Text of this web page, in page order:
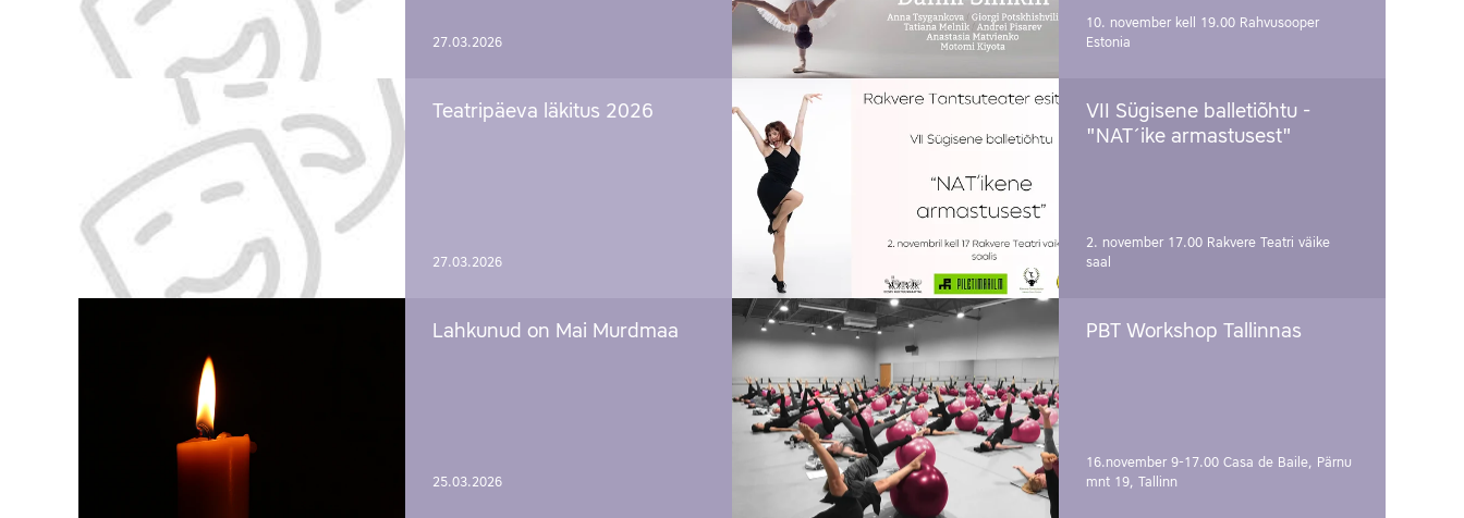
27.03.2026
Teatripäeva läkitus 2026
27.03.2026
Lahkunud on Mai Murdmaa
25.03.2026
10. november kell 19.00 Rahvusooper
Estonia
VII Sügisene balletiõhtu -
"NAT´ike armastusest"
2. november 17.00 Rakvere Teatri väike
saal
PBT Workshop Tallinnas
16.november 9-17.00 Casa de Baile, Pärnu
mnt 19, Tallinn